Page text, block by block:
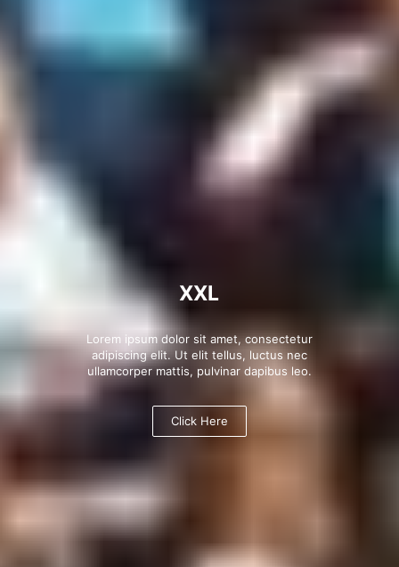
XXL
Lorem ipsum dolor sit amet, consectetur
adipiscing elit. Ut elit tellus, luctus nec
ullamcorper mattis, pulvinar dapibus leo.
Click Here